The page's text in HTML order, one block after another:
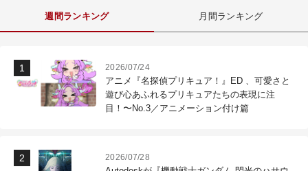
週間ランキング 月間ランキング
2026/07/24
アニメ『名探偵プリキュア！』ED 、可愛さと
遊び心あふれるプリキュアたちの表現に注
目！〜No.3／アニメーション付け篇
2026/07/28